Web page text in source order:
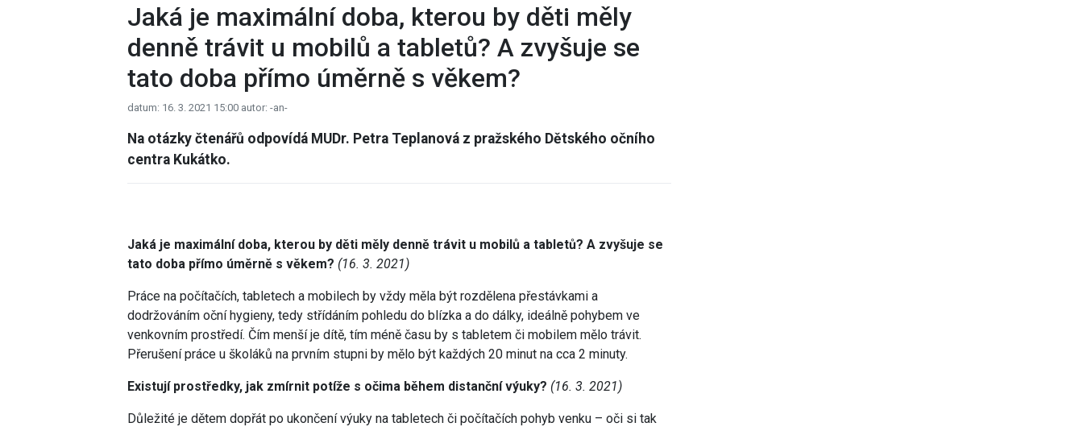
Jaká je maximální doba, kterou by děti měly
denně trávit u mobilů a tabletů? A zvyšuje se
tato doba přímo úměrně s věkem?
datum: 16. 3. 2021 15:00 autor: -an-
Na otázky čtenářů odpovídá MUDr. Petra Teplanová z pražského Dětského očního
centra Kukátko.
Jaká je maximální doba, kterou by děti měly denně trávit u mobilů a tabletů? A zvyšuje se
tato doba přímo úměrně s věkem? (16. 3. 2021)
Práce na počítačích, tabletech a mobilech by vždy měla být rozdělena přestávkami a
dodržováním oční hygieny, tedy střídáním pohledu do blízka a do dálky, ideálně pohybem ve
venkovním prostředí. Čím menší je dítě, tím méně času by s tabletem či mobilem mělo trávit.
Přerušení práce u školáků na prvním stupni by mělo být každých 20 minut na cca 2 minuty.
Existují prostředky, jak zmírnit potíže s očima během distanční výuky? (16. 3. 2021)
Důležité je dětem dopřát po ukončení výuky na tabletech či počítačích pohyb venku – oči si tak